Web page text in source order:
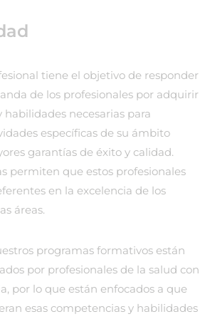
tiene el objetivo de responder
de los profesionales por adquirir
habilidades necesarias para
específicas de su ámbito
garantías de éxito y calidad.
permiten que estos profesionales
en la excelencia de los
áreas.
programas formativos están
por profesionales de la salud con
por lo que están enfocados a que
esas competencias y habilidades